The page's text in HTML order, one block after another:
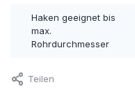
Haken geeignet bis
max.
Rohrdurchmesser
Teilen